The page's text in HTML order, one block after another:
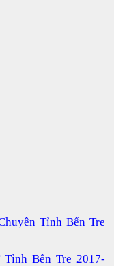
Tỉnh Bến Tre
Bến Tre 2017-